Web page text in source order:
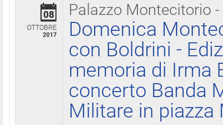
Palazzo Montecitorio
08
OTTOBRE
2017
Domenica
con Boldrini -
memoria di Irma
concerto Banda
Militare in